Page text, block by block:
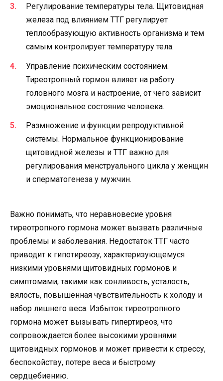
Регулирование температуры тела. Щитовидная
железа под влиянием ТТГ регулирует
теплообразующую активность организма и тем
самым контролирует температуру тела.
Управление психическим состоянием.
Тиреотропный гормон влияет на работу
головного мозга и настроение, от чего зависит
эмоциональное состояние человека.
Размножение и функции репродуктивной
системы. Нормальное функционирование
щитовидной железы и ТТГ важно для
регулирования менструального цикла у женщин
и сперматогенеза у мужчин.
Важно понимать, что неравновесие уровня
тиреотропного гормона может вызвать различные
проблемы и заболевания. Недостаток ТТГ часто
приводит к гипотиреозу, характеризующемуся
низкими уровнями щитовидных гормонов и
симптомами, такими как сонливость, усталость,
вялость, повышенная чувствительность к холоду и
набор лишнего веса. Избыток тиреотропного
гормона может вызывать гипертиреоз, что
сопровождается более высокими уровнями
щитовидных гормонов и может привести к стрессу,
беспокойству, потере веса и быстрому
сердцебиению.